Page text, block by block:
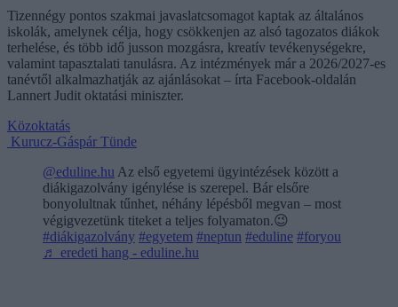
Tizennégy pontos szakmai javaslatcsomagot kaptak az általános
iskolák, amelynek célja, hogy csökkenjen az alsó tagozatos diákok
terhelése, és több idő jusson mozgásra, kreatív tevékenységekre,
valamint tapasztalati tanulásra. Az intézmények már a 2026/2027-es
tanévtől alkalmazhatják az ajánlásokat – írta Facebook-oldalán
Lannert Judit oktatási miniszter.
Közoktatás
Kurucz-Gáspár Tünde
@eduline.hu Az első egyetemi ügyintézések között a
diákigazolvány igénylése is szerepel. Bár elsőre
bonyolultnak tűnhet, néhány lépésből megvan – most
végigvezetünk titeket a teljes folyamaton.😉
#diákigazolvány #egyetem #neptun #eduline #foryou
♬ eredeti hang - eduline.hu